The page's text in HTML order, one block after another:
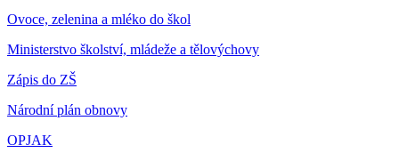
Ovoce, zelenina a mléko do škol
Ministerstvo školství, mládeže a tělovýchovy
Zápis do ZŠ
Národní plán obnovy
OPJAK